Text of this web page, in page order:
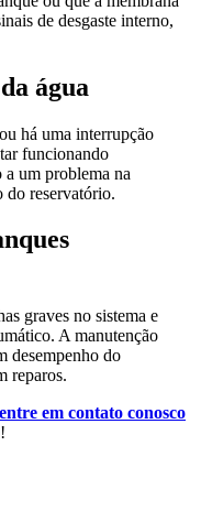
de desgaste interno,
água
há uma interrupção
funcionando
a um problema na
do reservatório.
graves no sistema e
A manutenção
desempenho do
reparos.
entre em contato conosco